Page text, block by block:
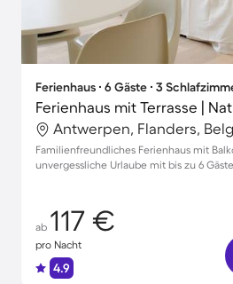
Ferienhaus ∙ 6 Gäste ∙ 3
Ferienhaus mit Terrasse |
Antwerpen, Flanders,
Familienfreundliches Ferienhaus mit
unvergessliche Urlaube mit bis zu 6
ab 117 €
pro Nacht
4.9